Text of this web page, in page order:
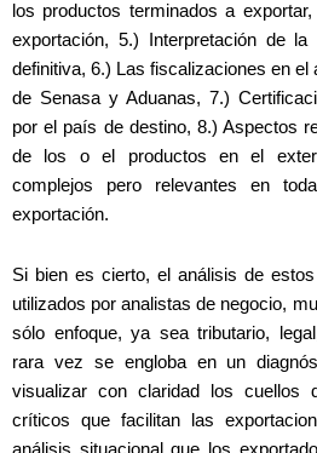
los productos terminados a
exportación, 5.) Interpretación de la
definitiva, 6.) Las fiscalizaciones en el
de Senasa y Aduanas, 7.)
por el país de destino, 8.) Aspectos
de los o el productos en el
complejos pero relevantes en
exportación.
Si bien es cierto, el análisis de
utilizados por analistas de negocio,
sólo enfoque, ya sea tributario,
rara vez se engloba en un
visualizar con claridad los cuellos
críticos que facilitan las